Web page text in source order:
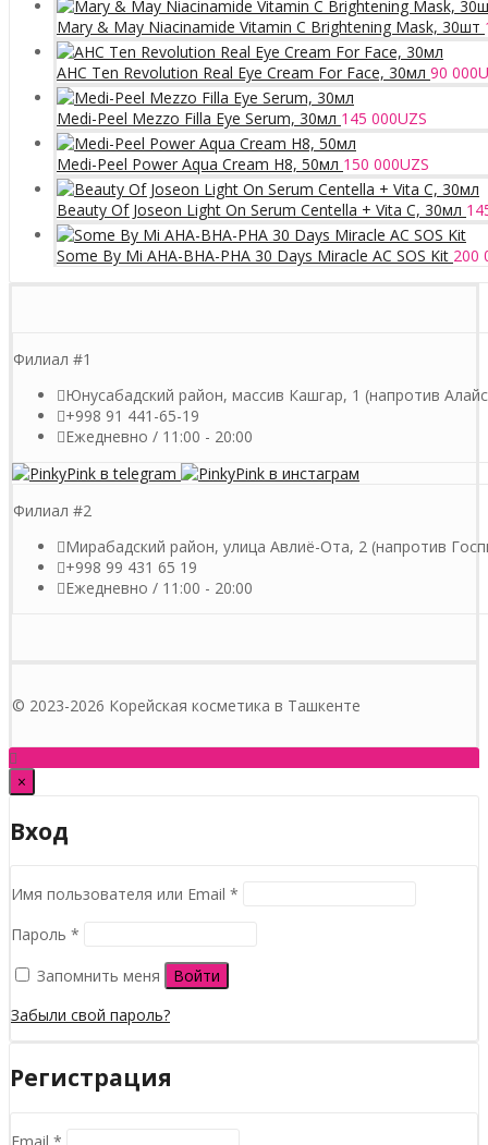
Mary & May Niacinamide Vitamin C Brightening Mask, 30шт
AHC Ten Revolution Real Eye Cream For Face, 30мл 90 000
Medi-Peel Mezzo Filla Eye Serum, 30мл 145 000UZS
Medi-Peel Power Aqua Cream H8, 50мл 150 000UZS
Beauty Of Joseon Light On Serum Centella + Vita C, 30мл
Some By Mi AHA-BHA-PHA 30 Days Miracle AC SOS Kit 200
Филиал #1
Юнусабадский район, массив Кашгар, 1 (напротив
+998 91 441-65-19
Ежедневно / 11:00 - 20:00
Филиал #2
Мирабадский район, улица Авлиё-Ота, 2 (напротив
+998 99 431 65 19
Ежедневно / 11:00 - 20:00
© 2023-2026 Корейская косметика в Ташкенте
×
Вход
Имя пользователя или Email *
Пароль *
Запомнить меня
Войти
Забыли свой пароль?
Регистрация